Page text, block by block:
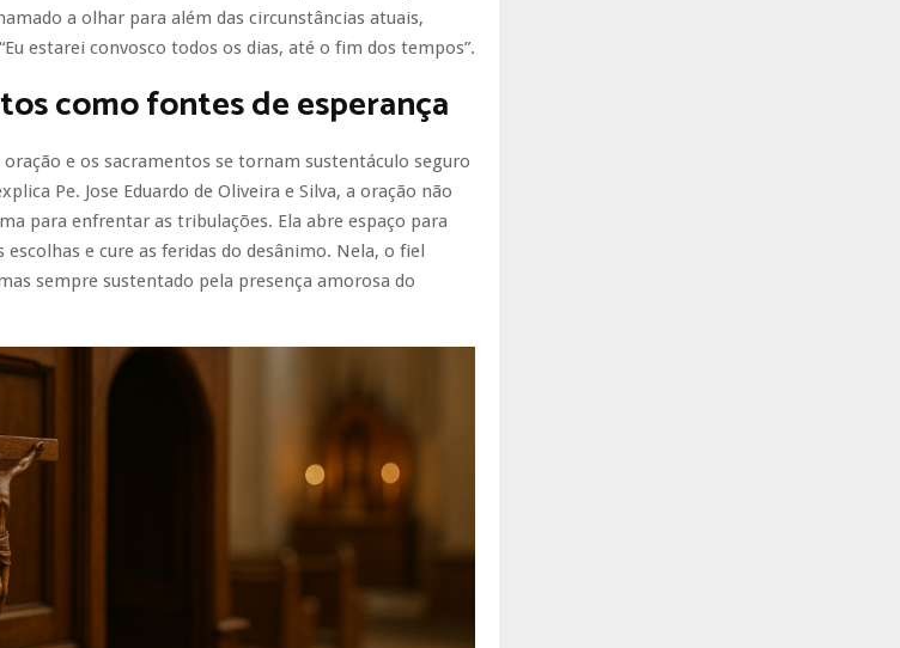
a olhar para além das circunstâncias atuais,
estarei convosco todos os dias, até o fim dos tempos”.
como fontes de esperança
e os sacramentos se tornam sustentáculo seguro
Pe. Jose Eduardo de Oliveira e Silva, a oração não
para enfrentar as tribulações. Ela abre espaço para
escolhas e cure as feridas do desânimo. Nela, o fiel
sempre sustentado pela presença amorosa do